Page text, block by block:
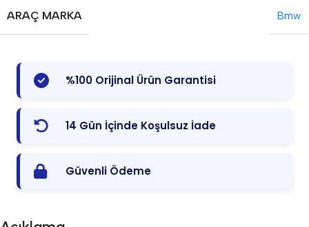
ARAÇ MARKA Bmw
%100 Orijinal Ürün Garantisi
14 Gün İçinde Koşulsuz İade
Güvenli Ödeme